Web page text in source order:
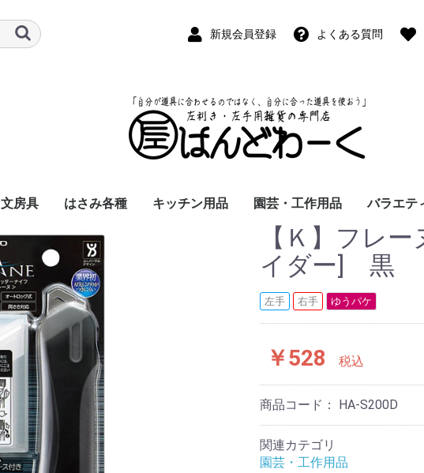
新規会員登録 よくある質問
文房具
万年筆・筆ペン
ボールペン
鉛筆・シャープペン
定規・コンパス
彫刻刀・小刀(切出刀)
事務用品
はさみ各種
学習はさみ
事務はさみ
和裁・洋裁はさみ
美容はさみ
その他・専門はさみ
キッチン用品 園芸・工作用品
草取鎌
園芸はさみ
メジャー・曲尺
カッター
工作用具・その他
バラエテ
Wallet(財
時計
デジタル
バラエテ
ファッシ
京扇子
書籍
【Ｋ】フレ
イダー] 黒
左手 右手 ゆうパケ
￥528 税込
商品コード： HA-S200D
関連カテゴリ
園芸・工作用品